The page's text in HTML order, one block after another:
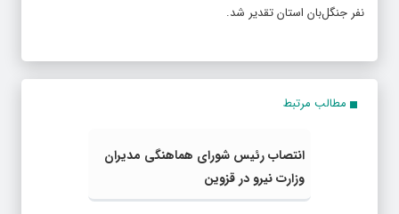
نفر جنگل‌بان استان تقدیر شد.
مطالب مرتبط
انتصاب رئیس شورای هماهنگی مدیران
وزارت نیرو در قزوین